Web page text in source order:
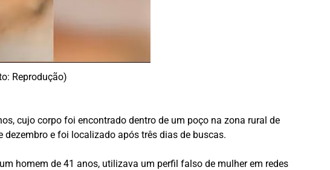
Reprodução)
cujo corpo foi encontrado dentro de um poço na zona rural de
e foi localizado após três dias de buscas.
homem de 41 anos, utilizava um perfil falso de mulher em redes